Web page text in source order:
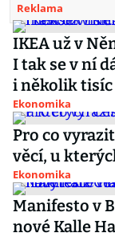
Reklama
IKEA už v
I tak se v ní
i několik tisíc
Ekonomika
Pro co vyrazit
věcí, u
Ekonomika
Manifesto v
nové Kalle